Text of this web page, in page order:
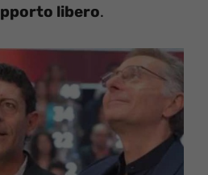
libero.